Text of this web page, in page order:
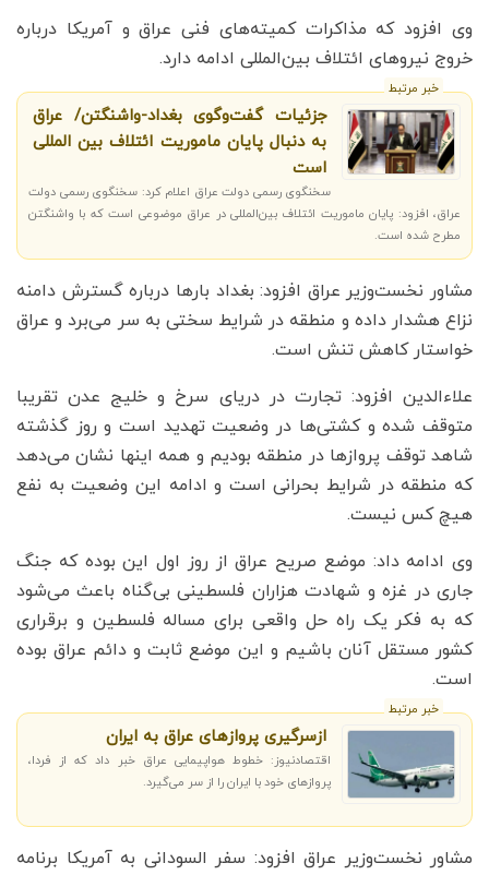
وی افزود که مذاکرات کمیته‌های فنی عراق و آمریکا درباره
خروج نیروهای ائتلاف بین‌المللی ادامه دارد.
خبر مرتبط
جزئیات گفت‌وگوی بغداد-واشنگتن/ عراق
به دنبال پایان ماموریت ائتلاف بین المللی
است
سخنگوی رسمی دولت عراق اعلام کرد: سخنگوی رسمی دولت
عراق، افزود: پایان ماموریت ائتلاف بین‌المللی در عراق موضوعی است که با واشنگتن
مطرح شده است.
مشاور نخست‌وزیر عراق افزود: بغداد بارها درباره گسترش دامنه
نزاع هشدار داده و منطقه در شرایط سختی به سر می‌برد و عراق
خواستار کاهش تنش است.
علاء‌الدین افزود: تجارت در دریای سرخ و خلیج عدن تقریبا
متوقف شده و کشتی‌ها در وضعیت تهدید است و روز گذشته
شاهد توقف پروازها در منطقه بودیم و همه اینها نشان می‌دهد
که منطقه در شرایط بحرانی است و ادامه این وضعیت به نفع
هیچ کس نیست.
وی ادامه داد: موضع صریح عراق از روز اول این بوده که جنگ
جاری در غزه و شهادت هزاران فلسطینی بی‌گناه باعث می‌شود
که به فکر یک راه حل واقعی برای مساله فلسطین و برقراری
کشور مستقل آنان باشیم و این موضع ثابت و دائم عراق بوده
است.
خبر مرتبط
ازسرگیری پروازهای عراق به ایران
اقتصادنیوز: خطوط هواپیمایی عراق خبر داد که از فردا،
پروازهای خود با ایران را از سر می‌گیرد.
مشاور نخست‌وزیر عراق افزود: سفر السودانی به آمریکا برنامه